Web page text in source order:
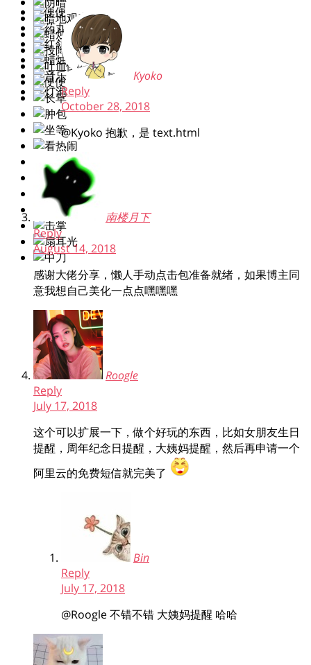
Kyoko
Reply
October 28, 2018
@Kyoko 抱歉，是 text.html
南楼月下
Reply
August 14, 2018
感谢大佬分享，懒人手动点击包准备就绪，如果博主同
意我想自己美化一点点嘿嘿嘿
Roogle
Reply
July 17, 2018
这个可以扩展一下，做个好玩的东西，比如女朋友生日
提醒，周年纪念日提醒，大姨妈提醒，然后再申请一个
阿里云的免费短信就完美了
Bin
Reply
July 17, 2018
@Roogle不错不错 大姨妈提醒 哈哈